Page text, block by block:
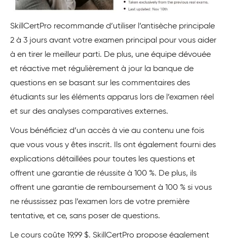
SkillCertPro recommande d’utiliser l’antisèche principale
2 à 3 jours avant votre examen principal pour vous aider
à en tirer le meilleur parti. De plus, une équipe dévouée
et réactive met régulièrement à jour la banque de
questions en se basant sur les commentaires des
étudiants sur les éléments apparus lors de l’examen réel
et sur des analyses comparatives externes.
Vous bénéficiez d’un accès à vie au contenu une fois
que vous vous y êtes inscrit. Ils ont également fourni des
explications détaillées pour toutes les questions et
offrent une garantie de réussite à 100 %. De plus, ils
offrent une garantie de remboursement à 100 % si vous
ne réussissez pas l’examen lors de votre première
tentative, et ce, sans poser de questions.
Le cours coûte 19,99 $. SkillCertPro propose également